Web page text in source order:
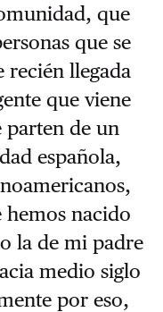
que
que se
recién llegada
que viene
parten de un
española,
hemos nacido
la de mi padre
medio siglo
por eso,